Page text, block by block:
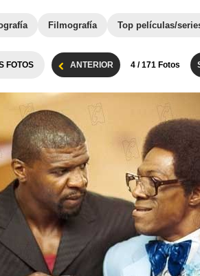
Filmografía Top películas/
FOTOS ANTERIOR 4 / 171 Fotos